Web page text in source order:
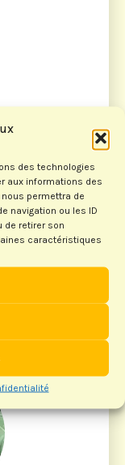
des technologies
aux informations des
permettra de
navigation ou les ID
de retirer son
caractéristiques
FFSc